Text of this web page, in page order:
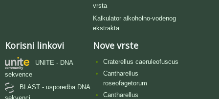
vrsta
Kalkulator alkoholno-vodenog
ekstrakta
Korisni linkovi
UNITE - DNA
sekvence
BLAST - usporedba DNA
Nove vrste
Craterellus caeruleofuscus
Cantharellus
roseofagetorum
Cantharellus